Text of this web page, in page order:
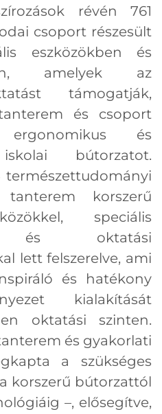
révén 761
csoport részesült
eszközökben és
amelyek az
támogatják,
és csoport
és
bútorzatot.
természettudományi
korszerű
speciális
és oktatási
lett felszerelve, ami
és hatékony
kialakítását
oktatási szinten.
és gyakorlati
a szükséges
korszerű bútorzattól
–, elősegítve,